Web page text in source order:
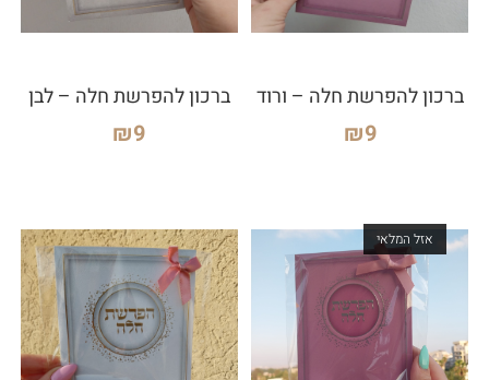
ברכון להפרשת חלה – ורוד
₪9
ברכון להפרשת חלה – לבן
₪9
אזל המלאי